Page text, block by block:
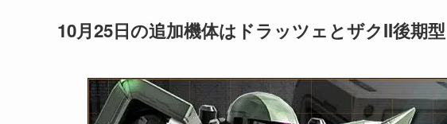
10月25日の追加機体はドラッツェとザクII後期型